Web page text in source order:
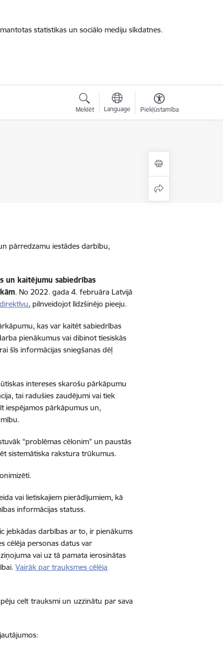
statistikas un sociālo mediju sīkdatnes.
Meklēt Language Piekļūstamība
pārredzamu iestādes darbību,
un kaitējumu sabiedrības
. No 2022. gada 4. februāra Latvijā
, pilnveidojot līdzšinējo pieeju.
kas var kaitēt sabiedrības
pienākumus vai dibinot tiesiskās
šīs informācijas sniegšanas dēļ
intereses skarošu pārkāpumu
tai radušies zaudējumi vai tiek
iespējamos pārkāpumus un,
“problēmas cēlonim” un paustās
sistemātiska rakstura trūkumus.
.
vai lietiskajiem pierādījumiem, kā
informācijas statuss.
jebkādas darbības ar to, ir pienākums
cēlēja personas datus var
vai uz tā pamata ierosinātas
Vairāk par trauksmes cēlēja
celt trauksmi un uzzinātu par sava